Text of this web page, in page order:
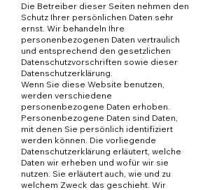
Die Betreiber dieser Seiten nehmen den
Schutz Ihrer persönlichen Daten sehr
ernst. Wir behandeln Ihre
personenbezogenen Daten vertraulich
und entsprechend den gesetzlichen
Datenschutzvorschriften sowie dieser
Datenschutzerklärung.
Wenn Sie diese Website benutzen,
werden verschiedene
personenbezogene Daten erhoben.
Personenbezogene Daten sind Daten,
mit denen Sie persönlich identifiziert
werden können. Die vorliegende
Datenschutzerklärung erläutert, welche
Daten wir erheben und wofür wir sie
nutzen. Sie erläutert auch, wie und zu
welchem Zweck das geschieht. Wir